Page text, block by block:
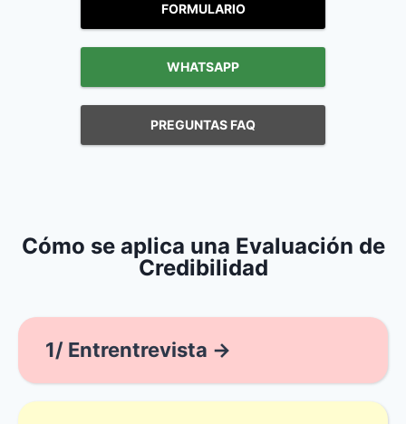
FORMULARIO
WHATSAPP
PREGUNTAS FAQ
Cómo se aplica una Evaluación de
Credibilidad
1/ Entrentrevista →